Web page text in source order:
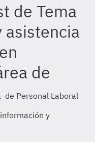
de Tema
de
de Personal Laboral
y